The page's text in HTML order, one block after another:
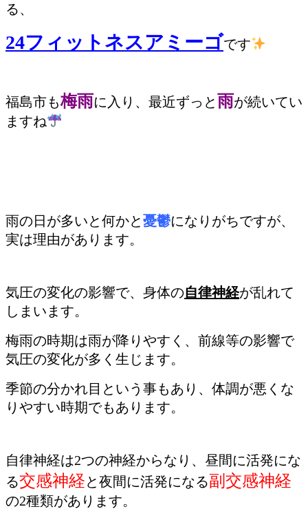
る、
24フィットネスアミーゴです
福島市も梅雨に入り、最近ずっと 雨が続いてい
ますね
雨の日が多いと何かと憂鬱になりがちですが、
実は理由があります。
気圧の変化の影響で、身体の自律神経が乱れて
しまいます。
梅雨の時期は雨が降りやすく、前線等の影響で
気圧の変化が多く生じます。
季節の分かれ目という事もあり、体調が悪くな
りやすい時期でもあります。
自律神経は2つの神経からなり、昼間に活発にな
る交感神経と夜間に活発になる副交感神経
の2種類があります。